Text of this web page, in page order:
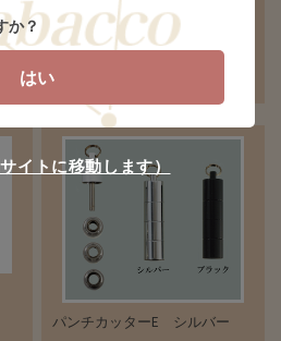
個数
個
パンチカッターE シルバー
か？
はい
イトに移動します）